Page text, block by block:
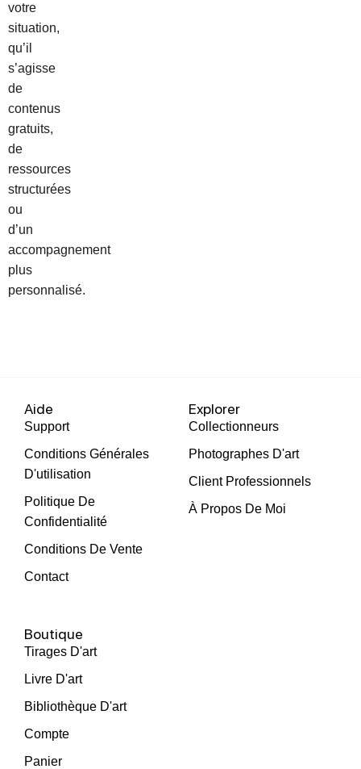
votre
situation,
qu’il
s’agisse
de
contenus
gratuits,
de
ressources
structurées
ou
d’un
accompagnement
plus
personnalisé.
Aide
Support
Conditions Générales
D'utilisation
Politique De
Confidentialité
Conditions De Vente
Contact
Explorer
Collectionneurs
Photographes D'art
Client Professionnels
À Propos De Moi
Boutique
Tirages D'art
Livre D'art
Bibliothèque D'art
Compte
Panier